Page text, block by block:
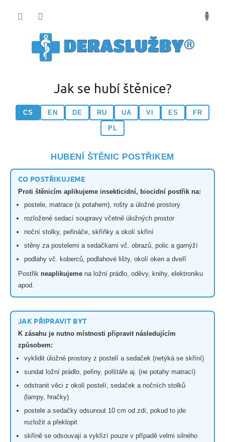
Jak se hubí štěnice?
CS EN DE RU UA VI ES FR
PL
HUBENÍ ŠTĚNIC POSTŘIKEM
CO POSTŘIKUJEME
Proti štěnicím aplikujeme insekticidní, biocidní postřik na:
postele, matrace (s potahem), rošty a úložné prostory
rozložené sedací soupravy včetně úložných prostor
noční stolky, peřináče, skříňky a okolí skříní
stěny za postelemi a sedačkami vč. obrazů, polic a garnýží
podlahy vč. koberců, podlahové lišty, okolí oken a dveří
Postřik neaplikujeme na ložní prádlo, oděvy, knihy, elektroniku
apod.
JAK PŘIPRAVIT BYT
K zásahu je nutno místnosti připravit následujícím
způsobem:
vyklidit úložné prostory z postelí a sedaček (netýká se skříní)
sundat ložní prádlo, peřiny, polštáře aj. (ne potahy matrací)
odstranit věci z okolí postelí, sedaček a nočních stolků
(lampy, hračky)
postele a sedačky odsunout 10 cm od zdí, pokud to jde
rozložit a překlopit
skříně se odsouvají a vyklízí pouze v případě velmi silného